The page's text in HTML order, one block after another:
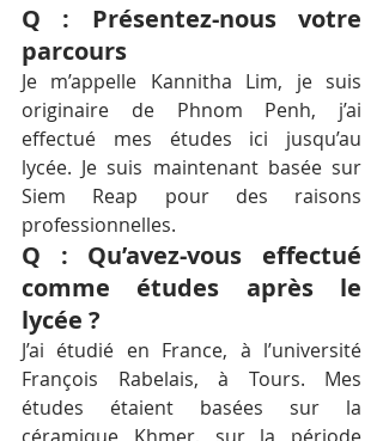
Q : Présentez-nous votre
parcours
Je m’appelle Kannitha Lim, je suis
originaire de Phnom Penh, j’ai
effectué mes études ici jusqu’au
lycée. Je suis maintenant basée sur
Siem Reap pour des raisons
professionnelles.
Q : Qu’avez-vous effectué
comme études après le
lycée ?
J’ai étudié en France, à l’université
François Rabelais, à Tours. Mes
études étaient basées sur la